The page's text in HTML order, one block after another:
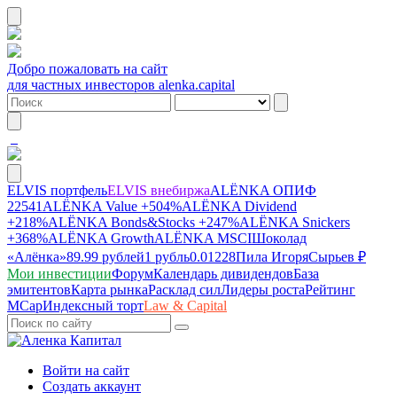
Добро пожаловать на сайт
для частных инвесторов alenka.capital
ELVIS портфельELVIS внебиржаALЁNKA ОПИФ
22541 ALЁNKA Value +504%ALЁNKA Dividend
+218%ALЁNKA Bonds&Stocks +247%ALЁNKA Snickers
+368%ALЁNKA GrowthALЁNKA MSCIШоколад
«Алёнка»89.99 рублей1 рубль0.01228Пила ИгоряСырьев ₽
Мои инвестицииФорумКалендарь дивидендовБаза
эмитентовКарта рынкаРасклад силЛидеры ростаРейтинг
MCapИндексный тортLaw & Capital
Войти на сайт
Создать аккаунт